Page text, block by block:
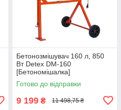
Бетонозмішувач 160 л, 850
Вт Detex DM-160
[Бетономішалка]
Готово до відправки
9 199 ₴ 11 498,75 ₴